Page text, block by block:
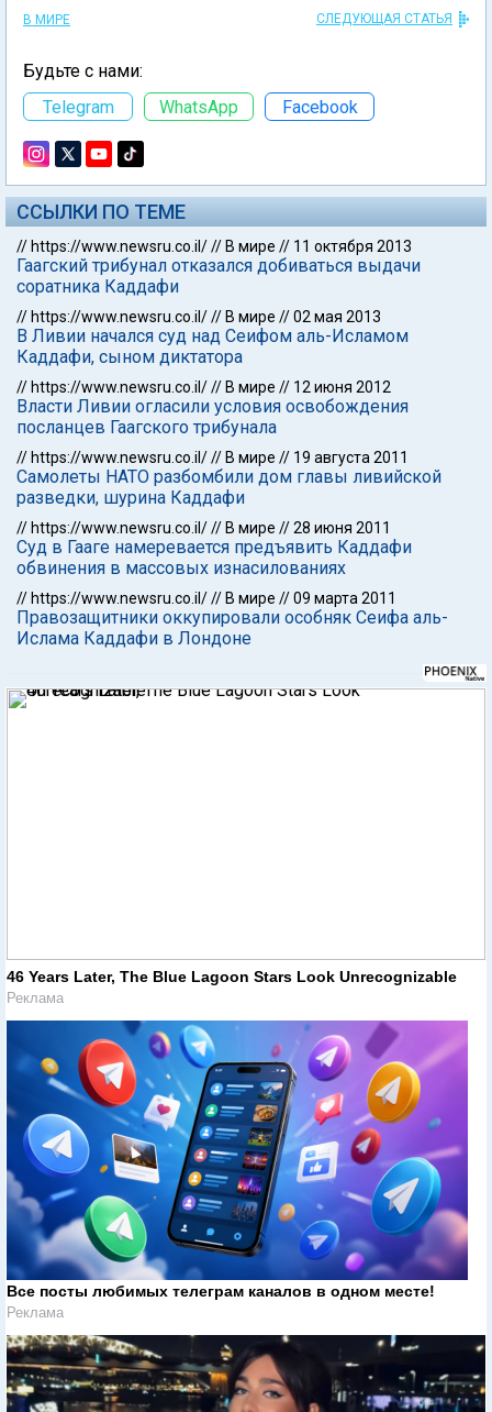
В МИРЕ СЛЕДУЮЩАЯ СТАТЬЯ
Будьте с нами:
Telegram
WhatsApp Facebook
ССЫЛКИ ПО ТЕМЕ
// https://www.newsru.co.il/// В мире // 11 октября 2013
Гаагский трибунал отказался добиваться выдачи
соратника Каддафи
// https://www.newsru.co.il/// В мире //02 мая 2013
В Ливии начался суд над Сеифом аль-Исламом
Каддафи, сыном диктатора
// https://www.newsru.co.il/// В мире // 12 июня 2012
Власти Ливии огласили условия освобождения
посланцев Гаагского трибунала
// https://www.newsru.co.il/// В мире // 19 августа 2011
Самолеты НАТО разбомбили дом главы ливийской
разведки, шурина Каддафи
// https://www.newsru.co.il/// В мире //28 июня 2011
Суд в Гааге намеревается предъявить Каддафи
обвинения в массовых изнасилованиях
// https://www.newsru.co.il/// В мире //09 марта 2011
Правозащитники оккупировали особняк Сеифа аль-
Ислама Каддафи в Лондоне
46 Years Later, The Blue Lagoon Stars Look Unrecognizable
Реклама
Все посты любимых телеграм каналов в одном месте!
Реклама